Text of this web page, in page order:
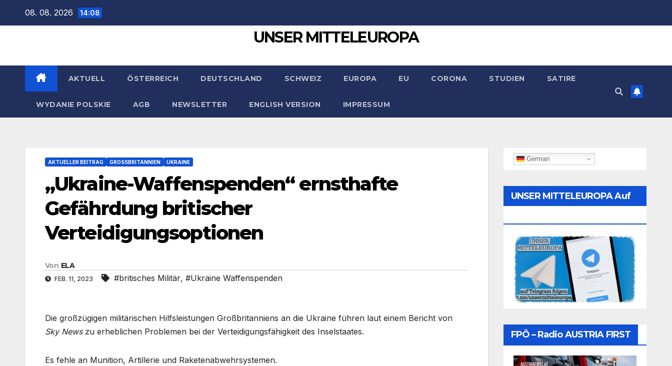
08. 08. 2026 14:08
UNSER MITTELEUROPA
AKTUELL ÖSTERREICH DEUTSCHLAND SCHWEIZ EUROPA EU CORONA STUDIEN SATIRE
WYDANIE POLSKIE AGB NEWSLETTER ENGLISH VERSION IMPRESSUM
AKTUELLER BEITRAG GROSSBRITANNIEN UKRAINE
„Ukraine-Waffenspenden“ ernsthafte
Gefährdung britischer
Verteidigungsoptionen
Von ELA
FEB. 11, 2023 #britisches Militär, #Ukraine Waffenspenden
Die großzügigen militärischen Hilfsleistungen Großbritanniens an die Ukraine führen laut einem Bericht von
Sky Newszu erheblichen Problemen bei der Verteidigungsfähigkeit des Inselstaates.
Es fehle an Munition, Artillerie und Raketenabwehrsystemen.
German
UNSER MITTELEUROPA Auf
FPÖ – Radio AUSTRIA FIRST